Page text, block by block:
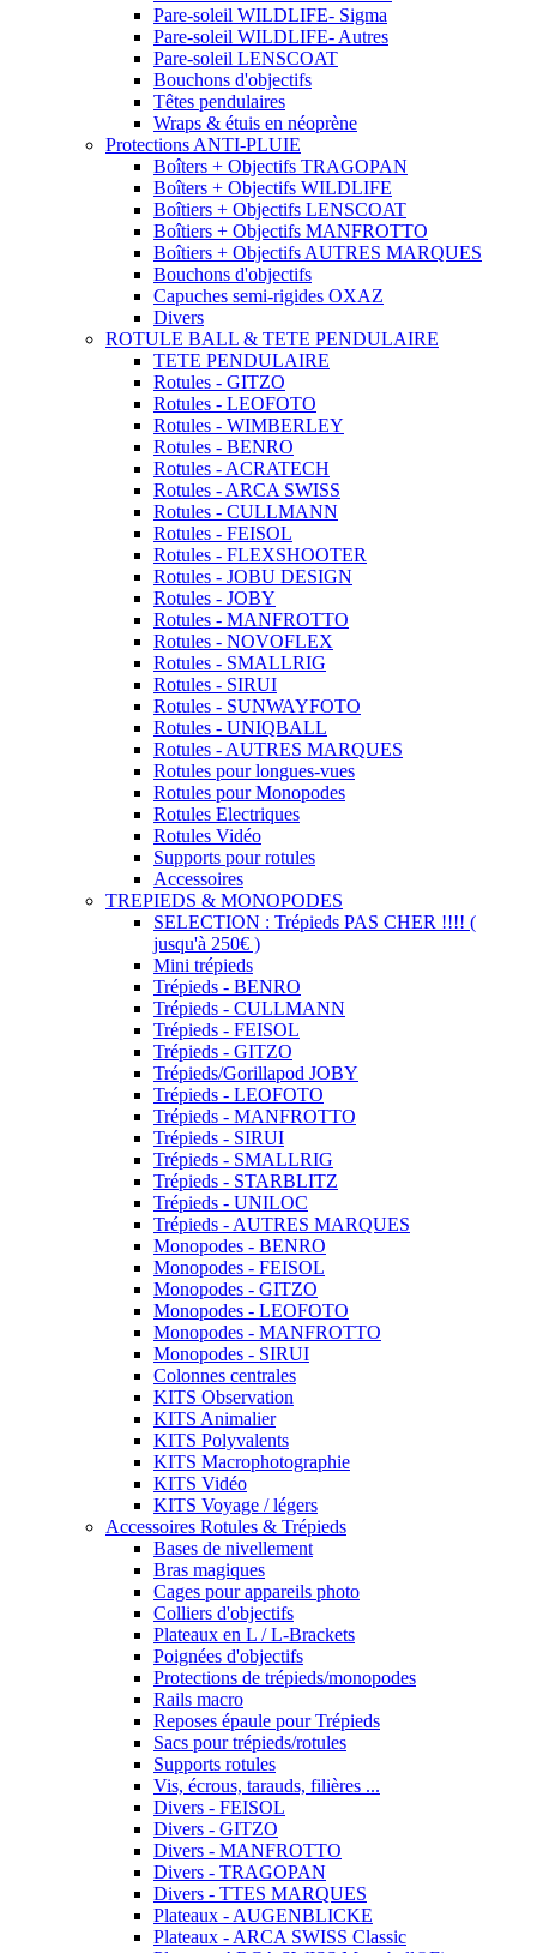
Pare-soleil WILDLIFE- Sigma
Pare-soleil WILDLIFE- Autres
Pare-soleil LENSCOAT
Bouchons d'objectifs
Têtes pendulaires
Wraps & étuis en néoprène
Protections ANTI-PLUIE
Boîters + Objectifs TRAGOPAN
Boîters + Objectifs WILDLIFE
Boîtiers + Objectifs LENSCOAT
Boîtiers + Objectifs MANFROTTO
Boîtiers + Objectifs AUTRES MARQUES
Bouchons d'objectifs
Capuches semi-rigides OXAZ
Divers
ROTULE BALL & TETE PENDULAIRE
TETE PENDULAIRE
Rotules - GITZO
Rotules - LEOFOTO
Rotules - WIMBERLEY
Rotules - BENRO
Rotules - ACRATECH
Rotules - ARCA SWISS
Rotules - CULLMANN
Rotules - FEISOL
Rotules - FLEXSHOOTER
Rotules - JOBU DESIGN
Rotules - JOBY
Rotules - MANFROTTO
Rotules - NOVOFLEX
Rotules - SMALLRIG
Rotules - SIRUI
Rotules - SUNWAYFOTO
Rotules - UNIQBALL
Rotules - AUTRES MARQUES
Rotules pour longues-vues
Rotules pour Monopodes
Rotules Electriques
Rotules Vidéo
Supports pour rotules
Accessoires
TREPIEDS & MONOPODES
SELECTION : Trépieds PAS CHER !!!! (
jusqu'à 250€ )
Mini trépieds
Trépieds - BENRO
Trépieds - CULLMANN
Trépieds - FEISOL
Trépieds - GITZO
Trépieds/Gorillapod JOBY
Trépieds - LEOFOTO
Trépieds - MANFROTTO
Trépieds - SIRUI
Trépieds - SMALLRIG
Trépieds - STARBLITZ
Trépieds - UNILOC
Trépieds - AUTRES MARQUES
Monopodes - BENRO
Monopodes - FEISOL
Monopodes - GITZO
Monopodes - LEOFOTO
Monopodes - MANFROTTO
Monopodes - SIRUI
Colonnes centrales
KITS Observation
KITS Animalier
KITS Polyvalents
KITS Macrophotographie
KITS Vidéo
KITS Voyage / légers
Accessoires Rotules & Trépieds
Bases de nivellement
Bras magiques
Cages pour appareils photo
Colliers d'objectifs
Plateaux en L / L-Brackets
Poignées d'objectifs
Protections de trépieds/monopodes
Rails macro
Reposes épaule pour Trépieds
Sacs pour trépieds/rotules
Supports rotules
Vis, écrous, tarauds, filières ...
Divers - FEISOL
Divers - GITZO
Divers - MANFROTTO
Divers - TRAGOPAN
Divers - TTES MARQUES
Plateaux - AUGENBLICKE
Plateaux - ARCA SWISS Classic